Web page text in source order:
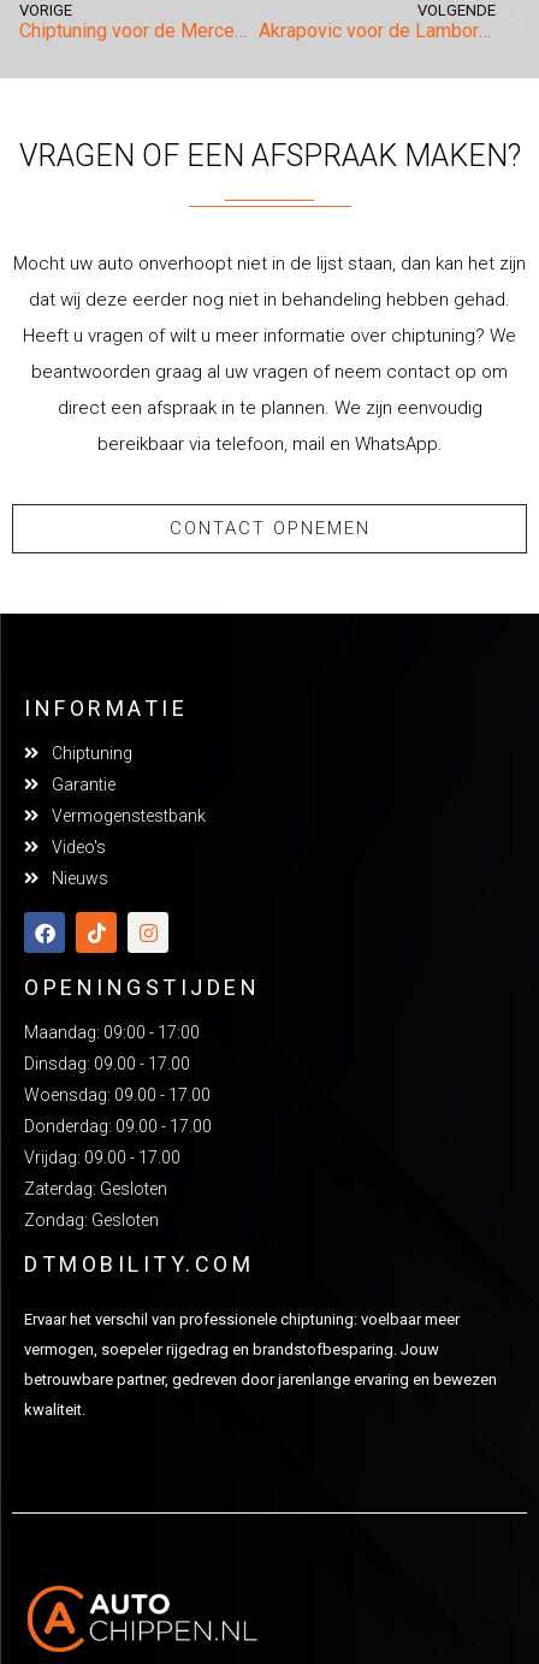
VORIGE
Chiptuning voor de Mercedes Benz Glk 320cdi.
VOLGENDE
Akrapovic voor de Lamborghini Huracan.
VRAGEN OF EEN AFSPRAAK MAKEN?
Mocht uw auto onverhoopt niet in de lijst staan, dan kan het zijn
dat wij deze eerder nog niet in behandeling hebben gehad.
Heeft u vragen of wilt u meer informatie over chiptuning? We
beantwoorden graag al uw vragen of neem contact op om
direct een afspraak in te plannen. We zijn eenvoudig
bereikbaar via telefoon, mail en WhatsApp.
CONTACT OPNEMEN
INFORMATIE
Chiptuning
Garantie
Vermogenstestbank
Video's
Nieuws
OPENINGSTIJDEN
Maandag: 09:00 - 17:00
Dinsdag: 09.00 - 17.00
Woensdag: 09.00 - 17.00
Donderdag: 09.00 - 17.00
Vrijdag: 09.00 - 17.00
Zaterdag: Gesloten
Zondag: Gesloten
DTMOBILITY.COM
Ervaar het verschil van professionele chiptuning: voelbaar meer
vermogen, soepeler rijgedrag en brandstofbesparing. Jouw
betrouwbare partner, gedreven door jarenlange ervaring en bewezen
kwaliteit.